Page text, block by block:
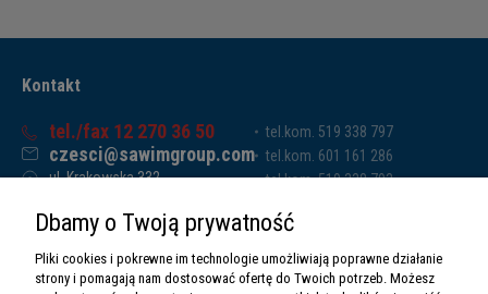
Kontakt
tel./fax 12 270 36 50
czesci@sawimgroup.com
ul. Krakowska 332,
Sawim Group Mariusz Zdyb sp. k.
NIP: 5130284470
REGON: 5246591010
tel.kom. 519 338 797
tel.kom. 601 161 286
tel.kom. 519 338 793
Dbamy o Twoją prywatność
Pliki cookies i pokrewne im technologie umożliwiają poprawne działanie
strony i pomagają nam dostosować ofertę do Twoich potrzeb. Możesz